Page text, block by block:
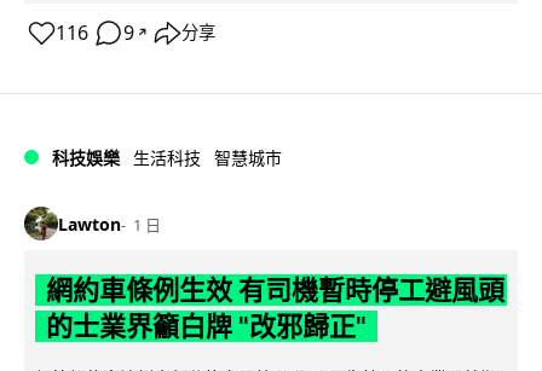
116 9 ↗ 分享
科技娛樂 生活科技 智慧城市
Lawton 1 日
網約車條例生效 有司機暫時停工避風頭
的士業界籲白牌 "改邪歸正"